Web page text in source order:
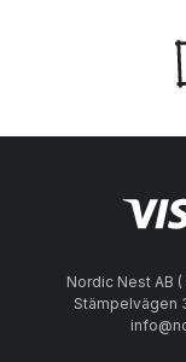
Nordic Nest AB
Stämpelvägen